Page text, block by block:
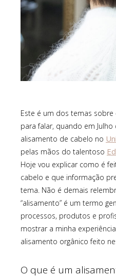
Este é um dos temas
para falar, quando em
alisamento de cabelo no
pelas mãos do talentoso
Hoje vou explicar como é
cabelo e que informação
tema. Não é demais
“alisamento” é um termo
processos, produtos e
mostrar a minha
alisamento orgânico feito
O que é um